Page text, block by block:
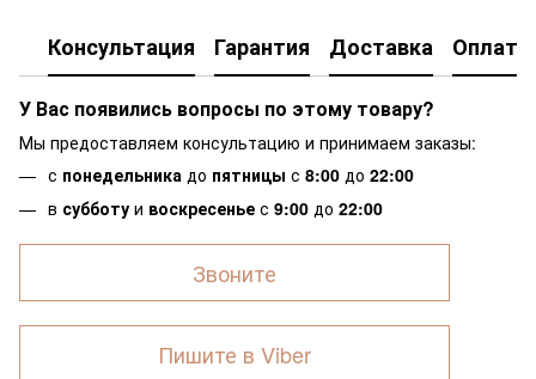
Консультация Гарантия Доставка Оплата
У Вас появились вопросы по этому товару?
Мы предоставляем консультацию и принимаем заказы:
с понедельника до пятницы с 8:00 до 22:00
в субботу и воскресенье с 9:00 до 22:00
Звоните
Пишите в Viber